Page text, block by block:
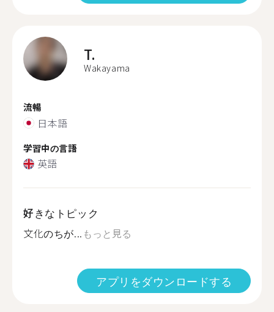
T.
Wakayama
流暢
日本語
学習中の言語
英語
好きなトピック
文化のちが... もっと見る
アプリをダウンロードする